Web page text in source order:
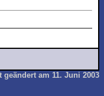
geändert am 11. Juni 2003